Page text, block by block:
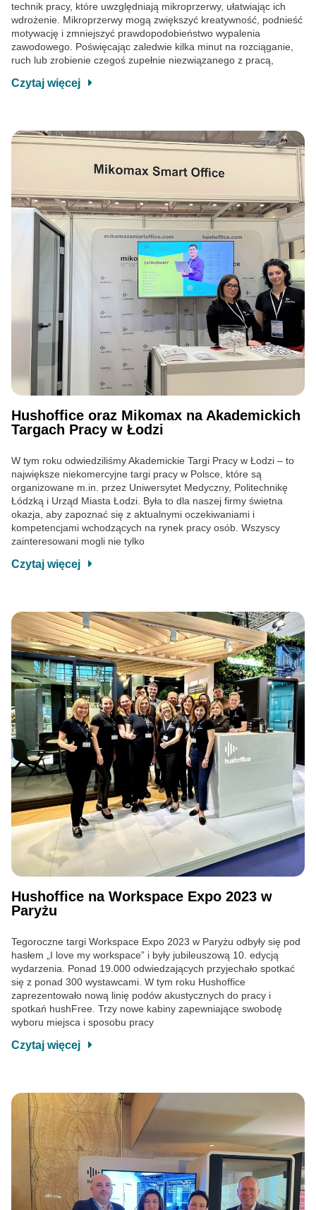
technik pracy, które uwzględniają mikroprzerwy, ułatwiając ich
wdrożenie. Mikroprzerwy mogą zwiększyć kreatywność, podnieść
motywację i zmniejszyć prawdopodobieństwo wypalenia
zawodowego. Poświęcając zaledwie kilka minut na rozciąganie,
ruch lub zrobienie czegoś zupełnie niezwiązanego z pracą,
Czytaj więcej
Hushoffice oraz Mikomax na Akademickich
Targach Pracy w Łodzi
W tym roku odwiedziliśmy Akademickie Targi Pracy w Łodzi – to
największe niekomercyjne targi pracy w Polsce, które są
organizowane m.in. przez Uniwersytet Medyczny, Politechnikę
Łódzką i Urząd Miasta Łodzi. Była to dla naszej firmy świetna
okazja, aby zapoznać się z aktualnymi oczekiwaniami i
kompetencjami wchodzących na rynek pracy osób. Wszyscy
zainteresowani mogli nie tylko
Czytaj więcej
Hushoffice na Workspace Expo 2023 w
Paryżu
Tegoroczne targi Workspace Expo 2023 w Paryżu odbyły się pod
hasłem „I love my workspace” i były jubileuszową 10. edycją
wydarzenia. Ponad 19.000 odwiedzających przyjechało spotkać
się z ponad 300 wystawcami. W tym roku Hushoffice
zaprezentowało nową linię podów akustycznych do pracy i
spotkań hushFree. Trzy nowe kabiny zapewniające swobodę
wyboru miejsca i sposobu pracy
Czytaj więcej